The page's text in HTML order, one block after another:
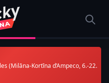
(Milāna-Kortīna d’Ampeco, 6.-22.